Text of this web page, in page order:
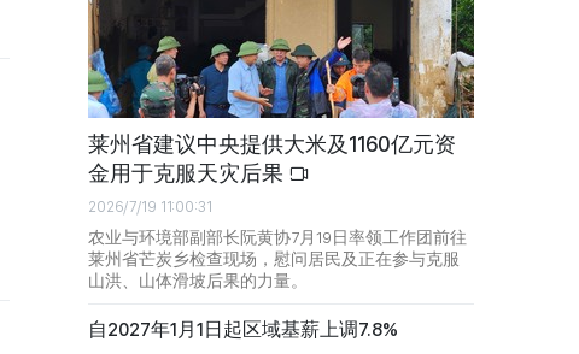
莱州省建议中央提供大米及1160亿元资
金用于克服天灾后果
2026/7/19 11:00:31
农业与环境部副部长阮黄协7月19日率领工作团前往
莱州省芒炭乡检查现场，慰问居民及正在参与克服
山洪、山体滑坡后果的力量。
自2027年1月1日起区域基薪上调7.8%